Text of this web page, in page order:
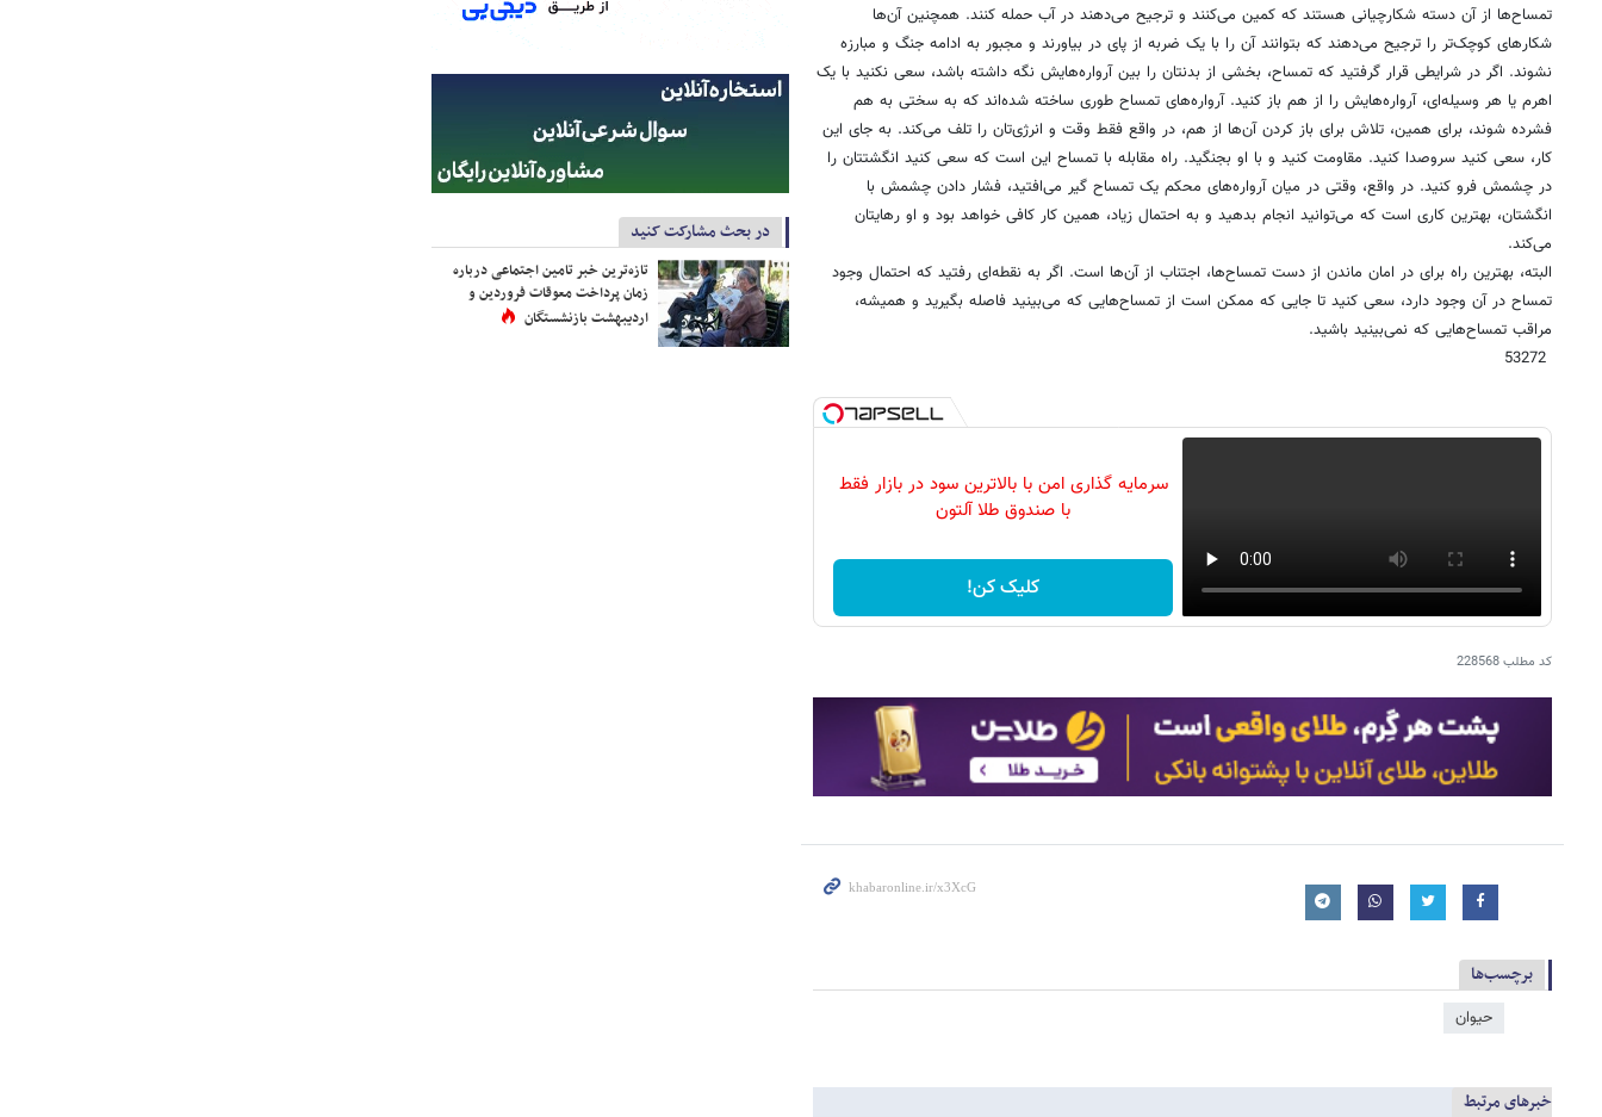
تمساح‌‌ها از آن دسته شکارچیانی هستند که کمین می‌کنند و ترجیح می‌‌دهند در آب حمله کنند. همچنین آن‌ها
شکارهای کوچک‌تر را ترجیح می‌دهند که بتوانند آن را با یک ضربه از پای در بیاورند و مجبور به ادامه جنگ و مبارزه
نشوند. اگر در شرایطی قرار گرفتید که تمساح، بخشی از بدنتان را بین آرواره‌هایش نگه داشته باشد، سعی نکنید با یک
اهرم یا هر وسیله‌ای، آرواره‌هایش را از هم باز کنید. آرواره‌های تمساح طوری ساخته شده‌اند که به سختی به هم
فشرده شوند،‌ برای همین،‌ تلاش برای باز کردن آن‌‌ها از هم،‌ در واقع فقط وقت و انرژی‌تان را تلف می‌کند. به جای این
کار، سعی کنید سروصدا کنید. مقاومت کنید و با او بجنگید. راه مقابله با تمساح این است که سعی کنید انگشتتان را
در چشمش فرو کنید. در واقع، وقتی در میان آرواره‌های محکم یک تمساح گیر می‌افتید، ‌فشار دادن چشمش با
انگشتان، بهترین کاری است که می‌توانید انجام بدهید و به احتمال زیاد،‌ همین کار کافی خواهد بود و او رهایتان
می‌کند.
البته، بهترین راه برای در امان ماندن از دست تمساح‌ها، اجتناب از آن‌ها است. اگر به نقطه‌ای رفتید که احتمال وجود
تمساح در آن وجود دارد، سعی کنید تا جایی که ممکن است از تمساح‌هایی که می‌بینید فاصله بگیرید و همیشه،
مراقب تمساح‌هایی که نمی‌بینید باشید.
سرمایه گذاری امن با بالاترین سود در بازار فقط
با صندوق طلا آلتون
کلیک کن!
کد مطلب228568
برچسب‌ها
حیوان
خبرهای مرتبط
در بحث مشارکت کنید
تازه‌ترین خبر تامین اجتماعی درباره
زمان پرداخت معوقات فروردین و
اردیبهشت بازنشستگان